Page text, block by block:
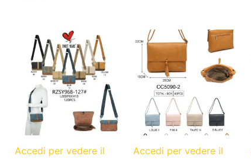
Accedi per vedere il
Accedi per vedere il